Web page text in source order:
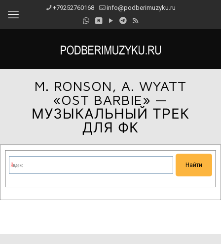
+79252760168 info@podberimuzyku.ru
M. RONSON, A. WYATT
«OST BARBIE» —
МУЗЫКАЛЬНЫЙ ТРЕК
ДЛЯ ФК